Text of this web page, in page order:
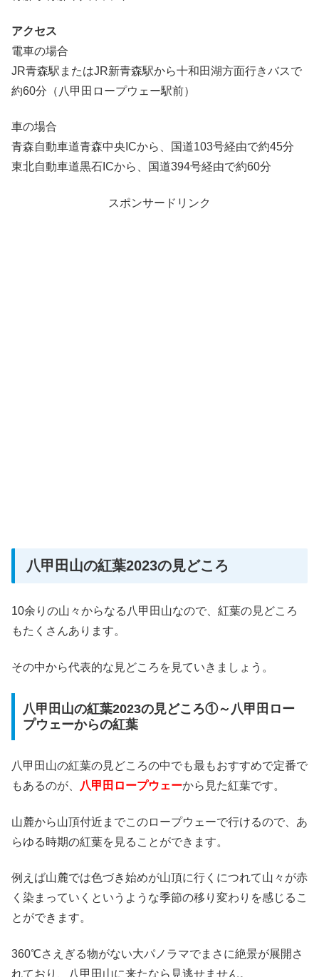
アクセス
電車の場合
JR青森駅またはJR新青森駅から十和田湖方面行きバスで
約60分（八甲田ロープウェー駅前）
車の場合
青森自動車道青森中央ICから、国道103号経由で約45分
東北自動車道黒石ICから、国道394号経由で約60分
スポンサードリンク
八甲田山の紅葉2023の見どころ
10余りの山々からなる八甲田山なので、紅葉の見どころ
もたくさんあります。
その中から代表的な見どころを見ていきましょう。
八甲田山の紅葉2023の見どころ①～八甲田ロー
プウェーからの紅葉
八甲田山の紅葉の見どころの中でも最もおすすめで定番で
もあるのが、
八甲田ロープウェーから見た紅葉です。
山麓から山頂付近までこのロープウェーで行けるので、あ
らゆる時期の紅葉を見ることができます。
例えば山麓では色づき始めが山頂に行くにつれて山々が赤
く染まっていくというような季節の移り変わりを感じるこ
とができます。
360℃さえぎる物がない大パノラマでまさに絶景が展開さ
れており、八甲田山に来たなら見逃せません。